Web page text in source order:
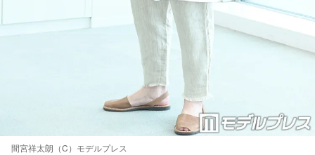
間宮祥太朗（C）モデルプレス